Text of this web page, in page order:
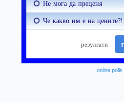
online polls